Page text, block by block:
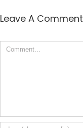
Leave A Comment
Comment